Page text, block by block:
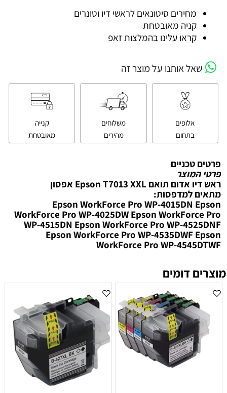
מחירים סיטונאים לראשי דיו וטונרים
קניה מאובטחת
קראו עלינו בהמלצות זאפ
שאל אותנו על מוצר זה
אלופים
בתחום
משלוחים
מהירים
קנייה
מאובטחת
פרטים טכניים
פרטי המוצר
ראש דיו אדום תואם Epson T7013 XXL אפסון
מתאים למדפסות:
Epson WorkForce Pro WP-4015DN Epson
WorkForce Pro WP-4025DW Epson WorkForce Pro
WP-4515DN Epson WorkForce Pro WP-4525DNF
Epson WorkForce Pro WP-4535DWF Epson
WorkForce Pro WP-4545DTWF
מוצרים דומים